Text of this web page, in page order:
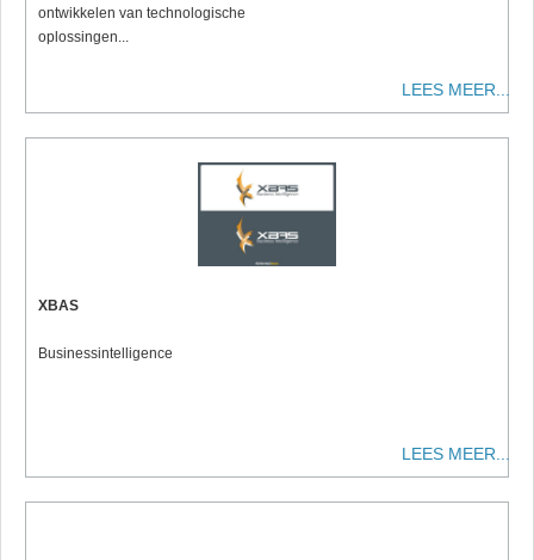
ontwikkelen van technologische
oplossingen...
LEES MEER...
XBAS
Businessintelligence
LEES MEER...